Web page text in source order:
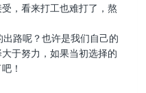
，看来打工也难打了，熬
路呢？也许是我们自己的
于努力，如果当初选择的
！